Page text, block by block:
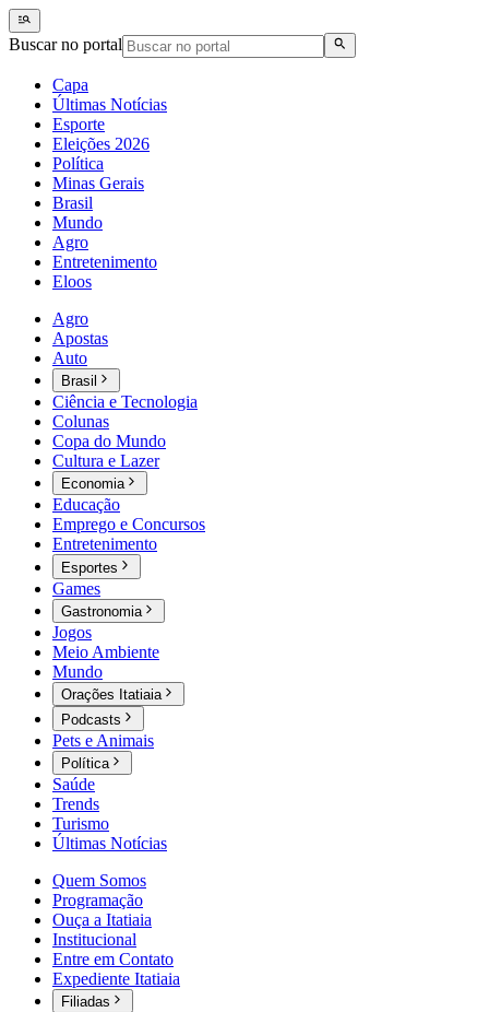
Buscar no portal
Capa
Últimas Notícias
Esporte
Eleições 2026
Política
Minas Gerais
Brasil
Mundo
Agro
Entretenimento
Eloos
Agro
Apostas
Auto
Brasil
Ciência e Tecnologia
Colunas
Copa do Mundo
Cultura e Lazer
Economia
Educação
Emprego e Concursos
Entretenimento
Esportes
Games
Gastronomia
Jogos
Meio Ambiente
Mundo
Orações Itatiaia
Podcasts
Pets e Animais
Política
Saúde
Trends
Turismo
Últimas Notícias
Quem Somos
Programação
Ouça a Itatiaia
Institucional
Entre em Contato
Expediente Itatiaia
Filiadas